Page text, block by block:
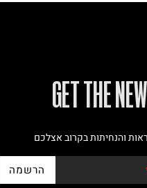
והנחיתות בקרוב אצלכם
הרשמה